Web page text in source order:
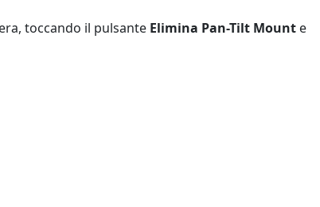
toccando il pulsante Elimina Pan-Tilt Mount e